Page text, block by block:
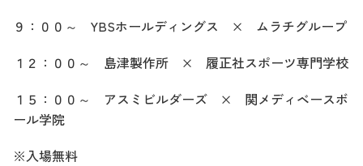
９：００～ YBSホールディングス × ムラチグループ
１２：００～ 島津製作所 × 履正社スポーツ専門学校
１５：００～ アスミビルダーズ × 関メディベースボ
ール学院
※入場無料